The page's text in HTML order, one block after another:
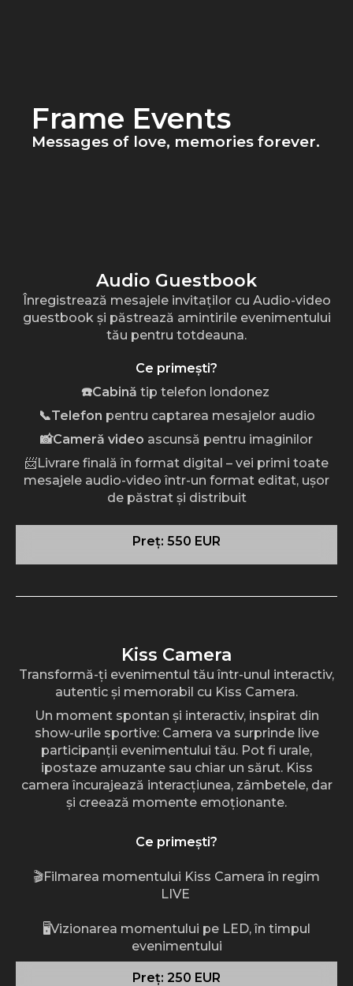
Frame Events
Messages of love, memories forever.
Ce primești?
☎️Cabină tip telefon londonez
📞Telefon pentru captarea mesajelor audio
📸Cameră video ascunsă pentru imaginilor
📨Livrare finală în format digital – vei primi toate
mesajele audio-video într-un format editat, ușor
de păstrat și distribuit
Preț: 550 EUR
Audio Guestbook
Înregistrează mesajele invitaților cu Audio-video
guestbook și păstrează amintirile evenimentului
tău pentru totdeauna.
Ce primești?
🎬Filmarea momentului Kiss Camera în regim
LIVE
🖥️Vizionarea momentului pe LED, în timpul
evenimentului
Preț: 250 EUR
Kiss Camera
Transformă-ți evenimentul tău într-unul interactiv,
autentic și memorabil cu Kiss Camera.
Un moment spontan și interactiv, inspirat din
show-urile sportive: Camera va surprinde live
participanții evenimentului tău. Pot fi urale,
ipostaze amuzante sau chiar un sărut. Kiss
camera încurajează interacțiunea, zâmbetele, dar
și creează momente emoționante.